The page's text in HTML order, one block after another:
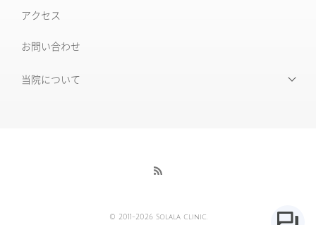
ニキビ治療専門外来
ニキビ跡治療
肝斑改善集中プラン
HARG＋療法
アクセス
お問い合わせ
当院について
© 2011-2026 Solala clinic.